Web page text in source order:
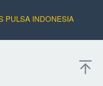
PULSA INDONESIA